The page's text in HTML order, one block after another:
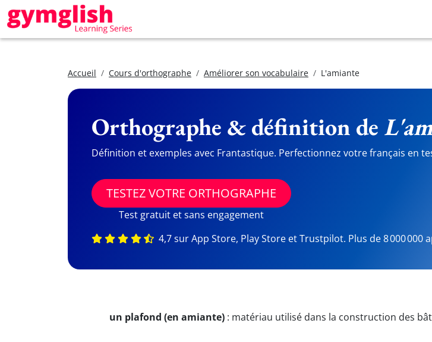
Accueil Cours d'orthographe Améliorer son vocabulaire L'amiante
Orthographe & définition de
Définition et exemples avec Frantastique. Perfectionnez votre français en
TESTEZ VOTRE ORTHOGRAPHE
Test gratuit et sans engagement
4,7 sur App Store, Play Store et Trustpilot. Plus de 8 000 000
un plafond (en amiante) : matériau utilisé dans la construction des